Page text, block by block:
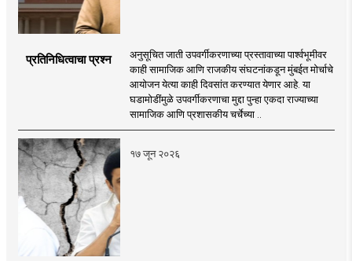
प्रतिनिधित्वाचा प्रश्न
अनुसूचित जाती उपवर्गीकरणाच्या प्रस्तावाच्या पार्श्वभूमीवर
काही सामाजिक आणि राजकीय संघटनांकडून मुंबईत मोर्चाचे
आयोजन येत्या काही दिवसांत करण्यात येणार आहे. या
घडामोडींमुळे उपवर्गीकरणाचा मुद्दा पुन्हा एकदा राज्याच्या
सामाजिक आणि प्रशासकीय चर्चेच्या ..
१७ जून २०२६